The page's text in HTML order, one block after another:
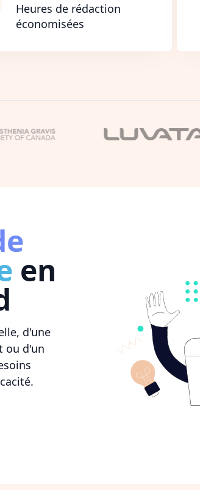
Heures de rédaction
économisées
en
d'une
ou d'un